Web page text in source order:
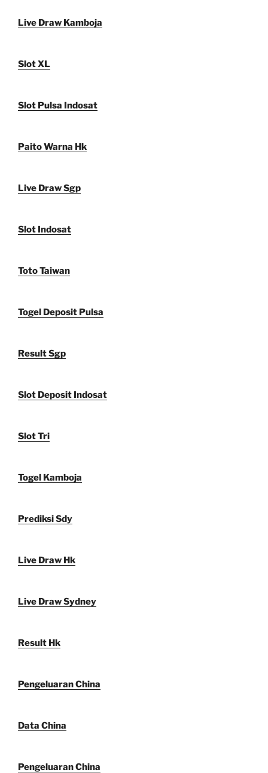
Live Draw Kamboja
Slot XL
Slot Pulsa Indosat
Paito Warna Hk
Live Draw Sgp
Slot Indosat
Toto Taiwan
Togel Deposit Pulsa
Result Sgp
Slot Deposit Indosat
Slot Tri
Togel Kamboja
Prediksi Sdy
Live Draw Hk
Live Draw Sydney
Result Hk
Pengeluaran China
Data China
Pengeluaran China